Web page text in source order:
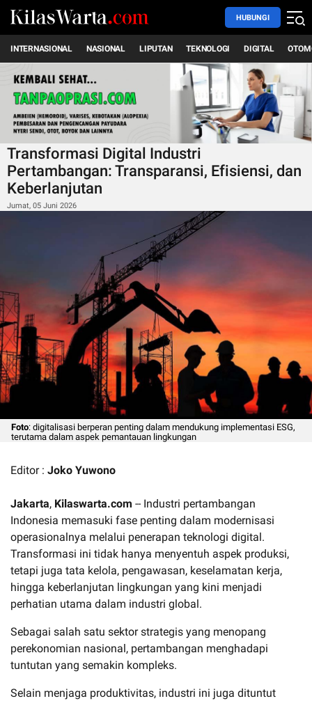
HUBUNGI
INTERNASIONAL NASIONAL LIPUTAN TEKNOLOGI DIGITAL
Transformasi Digital Industri
Pertambangan: Transparansi, Efisiensi, dan
Keberlanjutan
Jumat, 05 Juni 2026
Foto: digitalisasi berperan penting dalam mendukung implementasi ESG,
terutama dalam aspek pemantauan lingkungan
Editor : Joko Yuwono
Jakarta, Kilaswarta.com -- Industri pertambangan
Indonesia memasuki fase penting dalam modernisasi
operasionalnya melalui penerapan teknologi digital.
Transformasi ini tidak hanya menyentuh aspek produksi,
tetapi juga tata kelola, pengawasan, keselamatan kerja,
hingga keberlanjutan lingkungan yang kini menjadi
perhatian utama dalam industri global.
Sebagai salah satu sektor strategis yang menopang
perekonomian nasional, pertambangan menghadapi
tuntutan yang semakin kompleks.
Selain menjaga produktivitas, industri ini juga dituntut